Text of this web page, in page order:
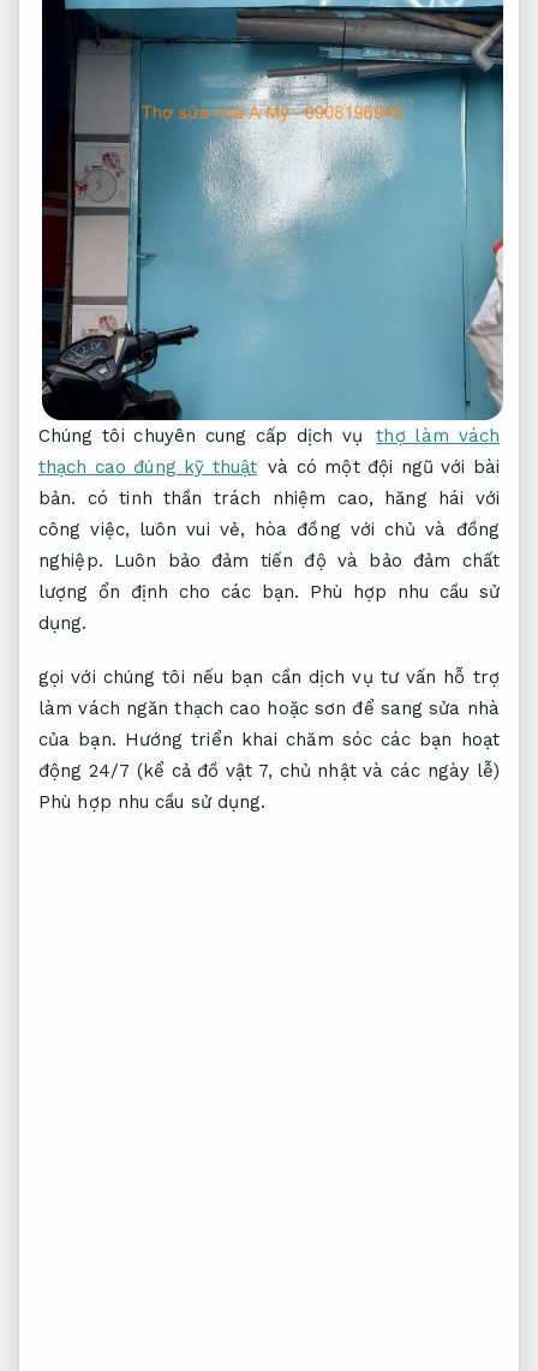
Chúng tôi chuyên cung cấp dịch vụ
thợ làm vách
thạch cao đúng kỹ thuật và có một đội ngũ với bài
bản. có tinh thần trách nhiệm cao, hăng hái với
công việc, luôn vui vẻ, hòa đồng với chủ và đồng
nghiệp. Luôn bảo đảm tiến độ và bảo đảm chất
lượng ổn định cho các bạn. Phù hợp nhu cầu sử
dụng.
gọi với chúng tôi nếu bạn cần dịch vụ tư vấn hỗ trợ
làm vách ngăn thạch cao hoặc sơn để sang sửa nhà
của bạn. Hướng triển khai chăm sóc các bạn hoạt
động 24/7 (kể cả đồ vật 7, chủ nhật và các ngày lễ)
Phù hợp nhu cầu sử dụng.